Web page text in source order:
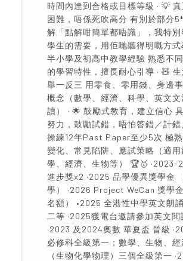
時間內達到合格或目標等級 · 💡
困難，唔係死吹高分 有別於部分
解「點解咁簡單都唔識」，我特別
學生的需要，用佢哋聽得明嘅方式
半小學及初高中教學經驗 熟悉不
的學習特性，擅長耐心引導 · 🧸 生
舉一反三 用零食、零用錢、身邊
概念（數學、經濟、科學、英文文
讀） · 🌟 鼓勵式教育，建立信心
努力，鼓勵試錯，唔怕答錯／計錯
操練12年Past Paper至少5次 極熟
變化、常見陷阱、應試策略（適用
學、經濟、生物等） 🏆🥇 ·2023-
進步獎x2 ·2025 品學優異獎學金
學） ·2026 Project WeCan 獎學
名額） •2025 全港性中學英文朗
二等 ·2025獲電台邀請參加英文
·2023 及2024奧數 華夏盃 晉級
必修科全級第一；數學、生物、經
（生物化學物理）三個全級第一